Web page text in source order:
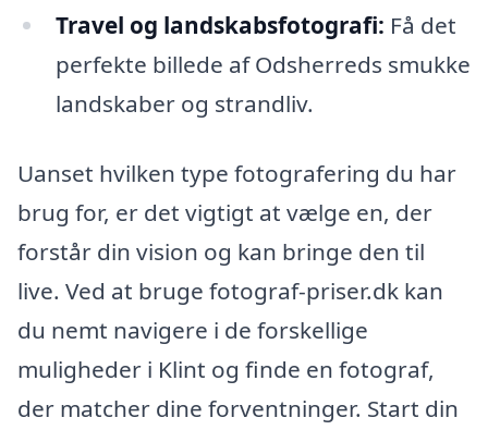
Travel og landskabsfotografi: Få det
perfekte billede af Odsherreds smukke
landskaber og strandliv.
Uanset hvilken type fotografering du har
brug for, er det vigtigt at vælge en, der
forstår din vision og kan bringe den til
live. Ved at bruge fotograf-priser.dk kan
du nemt navigere i de forskellige
muligheder i Klint og finde en fotograf,
der matcher dine forventninger. Start din